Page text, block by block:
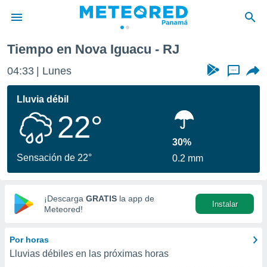
de
ha
para
que se
calidad.
a este
las
y
digital
basada
Tiempo en Nova Iguacu - RJ
04:33 Lunes ...
Lluvia débil
22°
Sensación de 22°
30%
0.2 mm
¡Descarga GRATIS la app de
Meteored!
Instalar
Por horas
Lluvias débiles en las próximas horas